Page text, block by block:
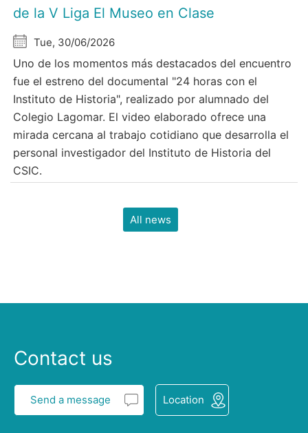
de la V Liga El Museo en Clase
Tue, 30/06/2026
Uno de los momentos más destacados del encuentro
fue el estreno del documental "24 horas con el
Instituto de Historia", realizado por alumnado del
Colegio Lagomar. El video elaborado ofrece una
mirada cercana al trabajo cotidiano que desarrolla el
personal investigador del Instituto de Historia del
CSIC.
All news
Contact us
Send a message Location